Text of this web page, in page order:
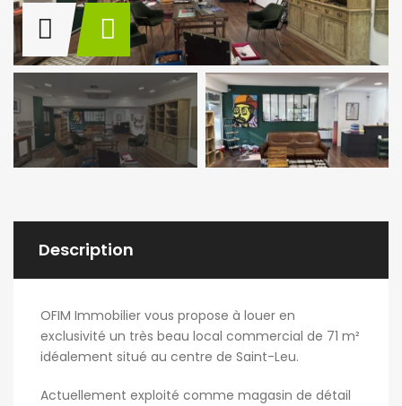
Description
OFIM Immobilier vous propose à louer en
exclusivité un très beau local commercial de 71 m²
idéalement situé au centre de Saint-Leu.
Actuellement exploité comme magasin de détail